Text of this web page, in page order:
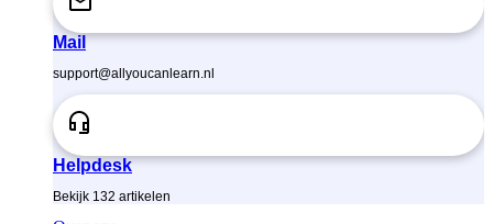
Mail
support@allyoucanlearn.nl
Helpdesk
Bekijk 132 artikelen